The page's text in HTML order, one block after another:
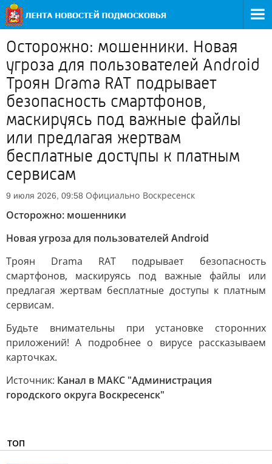
Осторожно: мошенники. Новая
угроза для пользователей Android
Троян Drama RAT подрывает
безопасность смартфонов,
маскируясь под важные файлы
или предлагая жертвам
бесплатные доступы к платным
сервисам
9 июля 2026, 09:58 Официально Воскресенск
Осторожно: мошенники
Новая угроза для пользователей Android
Троян Drama RAT подрывает безопасность
смартфонов, маскируясь под важные файлы или
предлагая жертвам бесплатные доступы к платным
сервисам.
Будьте внимательны при установке сторонних
приложений! А подробнее о вирусе рассказываем
карточках.
Источник: Канал в МАКС "Администрация
городского округа Воскресенск"
ТОП